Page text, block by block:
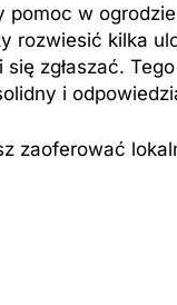
pomoc w
rozwiesić kilka
zgłaszać.
i
zaoferować